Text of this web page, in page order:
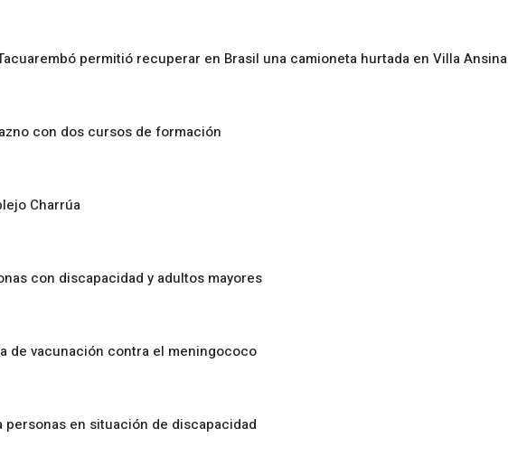
permitió recuperar en Brasil una camioneta hurtada en Villa Ansina
con dos cursos de formación
Charrúa
con discapacidad y adultos mayores
de vacunación contra el meningococo
personas en situación de discapacidad